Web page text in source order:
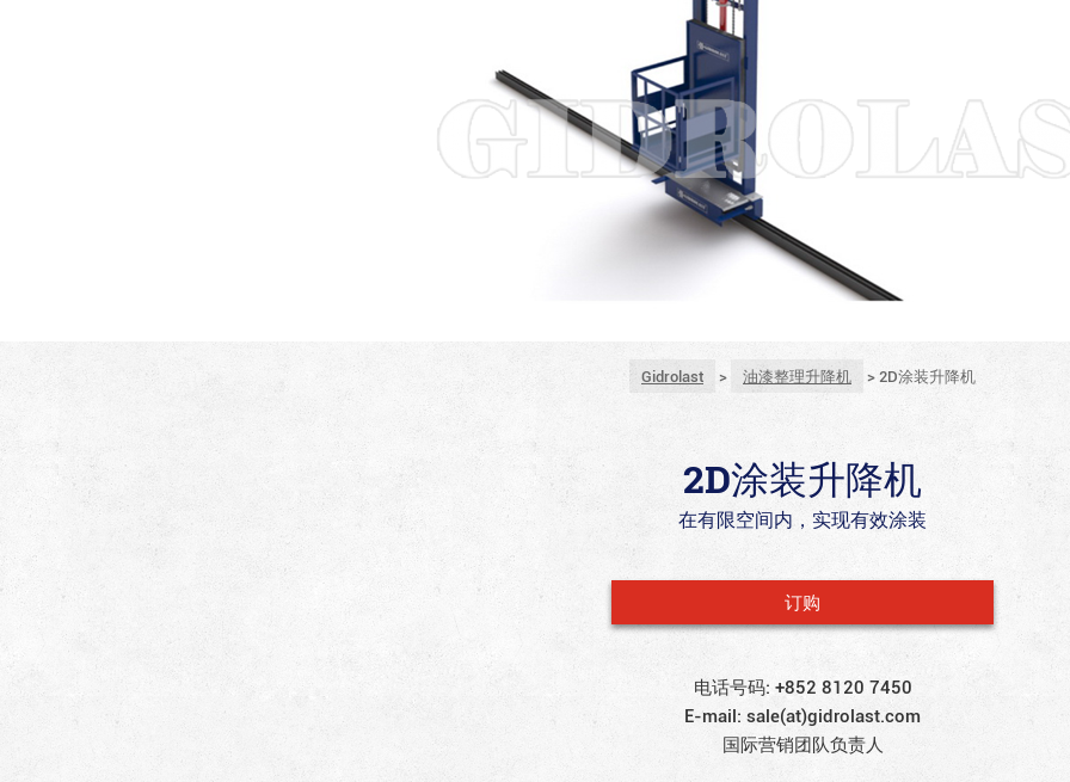
Gidrolast > 油漆整理升降机 >2D涂装升降机
2D涂装升降机
在有限空间内，实现有效涂装
订购
电话号码: +852 8120 7450
E-mail: sale(at)gidrolast.com
国际营销团队负责人